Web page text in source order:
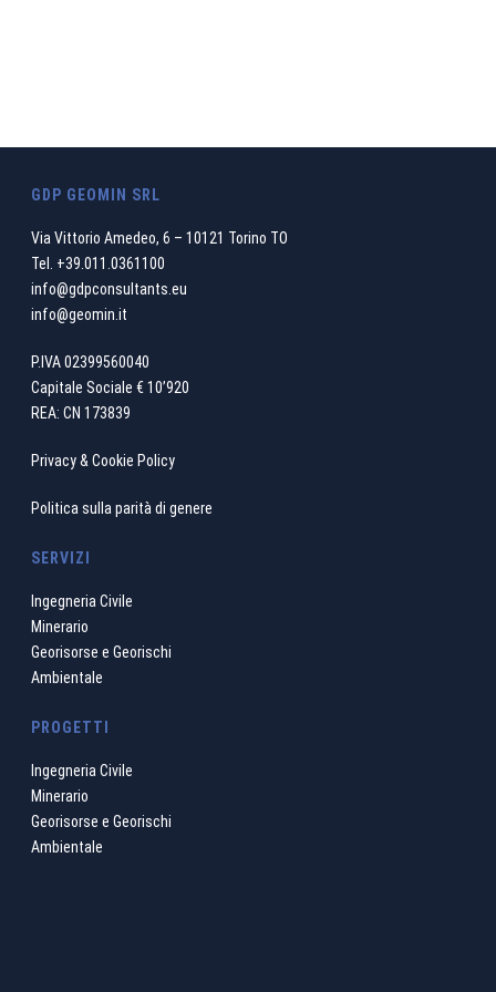
GDP GEOMIN SRL
Via Vittorio Amedeo, 6 – 10121 Torino TO
Tel. +39.011.0361100
info@gdpconsultants.eu
info@geomin.it
P.IVA 02399560040
Capitale Sociale € 10’920
REA: CN 173839
Privacy & Cookie Policy
Politica sulla parità di genere
SERVIZI
Ingegneria Civile
Minerario
Georisorse e Georischi
Ambientale
PROGETTI
Ingegneria Civile
Minerario
Georisorse e Georischi
Ambientale